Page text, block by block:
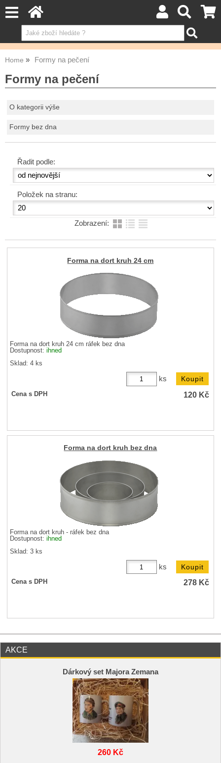
Home Formy na pečení
Formy na pečení
O kategorii výše
Formy bez dna
Řadit podle:
Položek na stranu:
Zobrazení:
Forma na dort kruh 24 cm
Forma na dort kruh 24 cm ráfek bez dna
Dostupnost:ihned
Sklad: 4 ks
ks
Cena s DPH 120 Kč
Forma na dort kruh bez dna
Forma na dort kruh - ráfek bez dna
Dostupnost:ihned
Sklad: 3 ks
ks
Cena s DPH 278 Kč
AKCE
Dárkový set Majora Zemana
260 Kč